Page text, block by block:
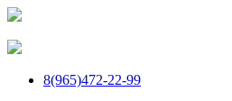
8(965)472-22-99